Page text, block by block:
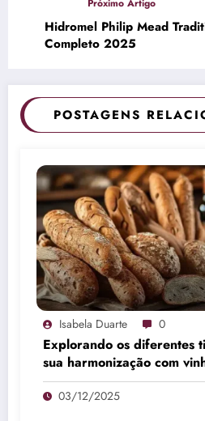
Hidromel Philip Mead
Completo 2025
POSTAGENS
Isabela Duarte 0
Explorando os diferentes
sua harmonização com
03/12/2025